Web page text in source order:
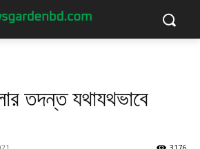
তদন্ত যথাযথভাবে